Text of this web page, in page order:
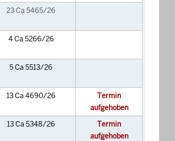
23 Ca 5465/26
4 Ca 5266/26
5 Ca 5513/26
13 Ca 4690/26
Termin
aufgehoben
13 Ca 5348/26
Termin
aufgehoben